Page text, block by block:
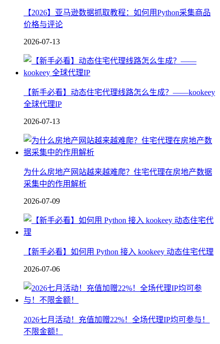
【2026】亚马逊数据抓取教程：如何用Python采集商品
价格与评论
2026-07-13
【新手必看】动态住宅代理线路怎么生成？——kookeey
全球代理IP
2026-07-13
为什么房地产网站越来越难爬？住宅代理在房地产数据
采集中的作用解析
2026-07-09
【新手必看】如何用 Python 接入 kookeey 动态住宅代理
2026-07-06
2026七月活动！充值加赠22%！全场代理IP均可参与！
不限金额！